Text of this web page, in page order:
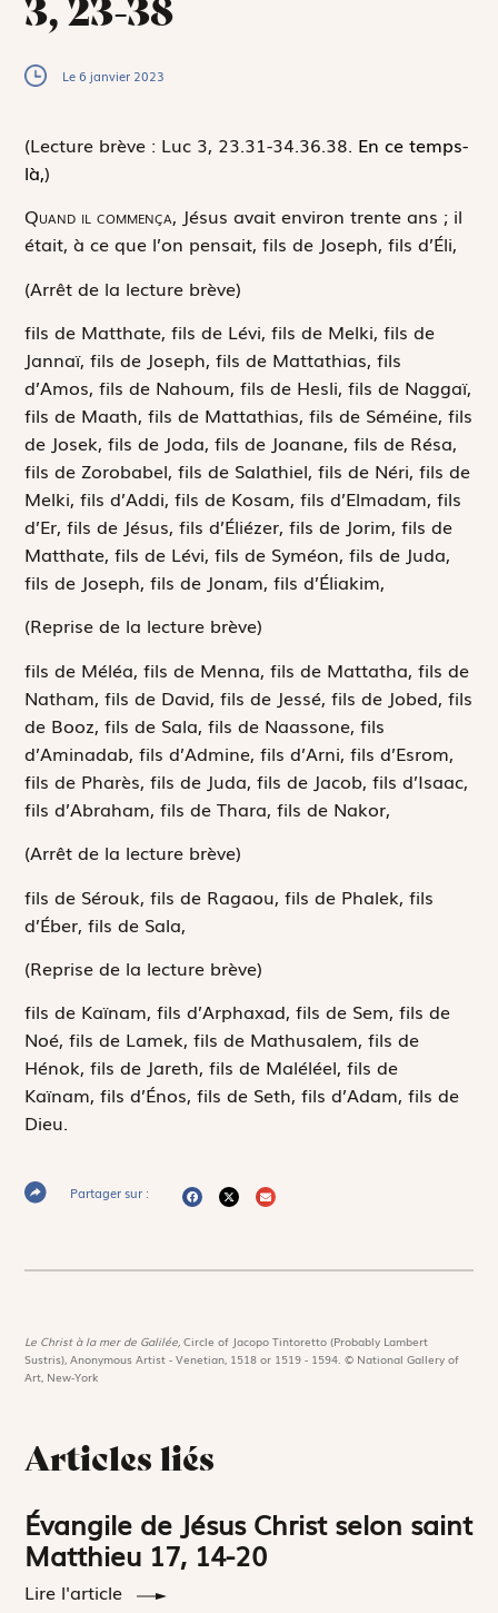
3, 23-38
Le 6 janvier 2023
(Lecture brève : Luc 3, 23.31-34.36.38. En ce temps-
là,)
Quand il commença, Jésus avait environ trente ans ; il
était, à ce que l’on pensait, fils de Joseph, fils d’Éli,
(Arrêt de la lecture brève)
fils de Matthate, fils de Lévi, fils de Melki, fils de
Jannaï, fils de Joseph, fils de Mattathias, fils
d’Amos, fils de Nahoum, fils de Hesli, fils de Naggaï,
fils de Maath, fils de Mattathias, fils de Séméine, fils
de Josek, fils de Joda, fils de Joanane, fils de Résa,
fils de Zorobabel, fils de Salathiel, fils de Néri, fils de
Melki, fils d’Addi, fils de Kosam, fils d’Elmadam, fils
d’Er, fils de Jésus, fils d’Éliézer, fils de Jorim, fils de
Matthate, fils de Lévi, fils de Syméon, fils de Juda,
fils de Joseph, fils de Jonam, fils d’Éliakim,
(Reprise de la lecture brève)
fils de Méléa, fils de Menna, fils de Mattatha, fils de
Natham, fils de David, fils de Jessé, fils de Jobed, fils
de Booz, fils de Sala, fils de Naassone, fils
d’Aminadab, fils d’Admine, fils d’Arni, fils d’Esrom,
fils de Pharès, fils de Juda, fils de Jacob, fils d’Isaac,
fils d’Abraham, fils de Thara, fils de Nakor,
(Arrêt de la lecture brève)
fils de Sérouk, fils de Ragaou, fils de Phalek, fils
d’Éber, fils de Sala,
(Reprise de la lecture brève)
fils de Kaïnam, fils d’Arphaxad, fils de Sem, fils de
Noé, fils de Lamek, fils de Mathusalem, fils de
Hénok, fils de Jareth, fils de Maléléel, fils de
Kaïnam, fils d’Énos, fils de Seth, fils d’Adam, fils de
Dieu.
Partager sur :
Le Christ à la mer de Galilée,Circle of Jacopo Tintoretto (Probably Lambert
Sustris), Anonymous Artist - Venetian, 1518 or 1519 - 1594. © National Gallery of
Art, New-York
Articles liés
Évangile de Jésus Christ selon saint
Matthieu 17, 14-20
Lire l'article